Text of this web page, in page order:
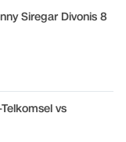
Siregar Divonis 8
vs